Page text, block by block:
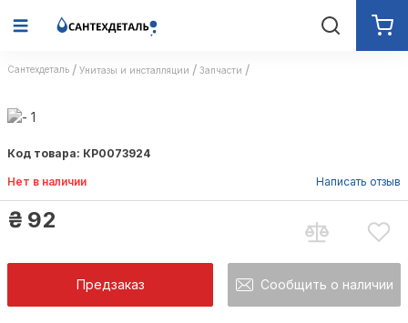
Сантехдеталь Унитазы и инсталляции Запчасти
Код товара: КР0073924
Нет в наличии Написать отзыв
₴ 92
Предзаказ Сообщить о наличии